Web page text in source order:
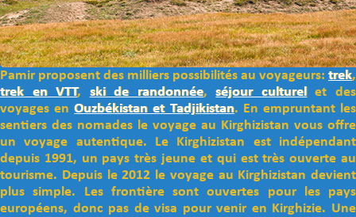
Pamir proposent des milliers possibilités au voyageurs: trek,
trek en VTT, ski de randonnée,séjour culturelet des
voyages enOuzbékistan et Tadjikistan. En empruntant les
sentiers des nomades le voyage au Kirghizistan vous offre
un voyage autentique. Le Kirghizistan est indépendant
depuis 1991, un pays très jeune et qui est très ouverte au
tourisme. Depuis le 2012 le voyage au Kirghizistan devient
plus simple. Les frontière sont ouvertes pour les pays
européens, donc pas de visa pour venir en Kirghizie. Une